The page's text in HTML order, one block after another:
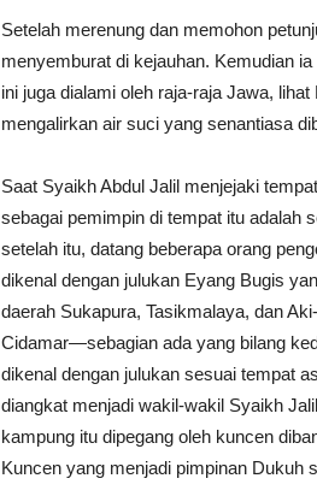
Setelah merenung dan memohon
menyemburat di kejauhan. Kemudian
ini juga dialami oleh raja-raja Jawa,
mengalirkan air suci yang senantiasa
Saat Syaikh Abdul Jalil menjejaki
sebagai pemimpin di tempat itu adalah
setelah itu, datang beberapa orang
dikenal dengan julukan Eyang Bugis
daerah Sukapura, Tasikmalaya, dan
Cidamar—sebagian ada yang bilang
dikenal dengan julukan sesuai tempat
diangkat menjadi wakil-wakil Syaikh
kampung itu dipegang oleh kuncen
Kuncen yang menjadi pimpinan Dukuh